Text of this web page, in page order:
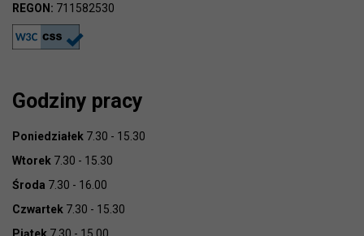
REGON: 711582530
Godziny pracy
Poniedziałek 7.30 - 15.30
Wtorek 7.30 - 15.30
Środa 7.30 - 16.00
Czwartek 7.30 - 15.30